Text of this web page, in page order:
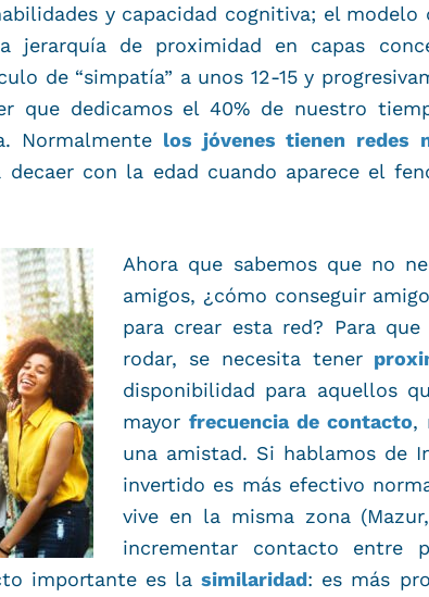
y capacidad cognitiva; el modelo
jerarquía de proximidad en capas
de “simpatía” a unos 12-15 y
que dedicamos el 40% de nuestro
Normalmente los jóvenes tienen redes
decaer con la edad cuando aparece el
Ahora que sabemos que no
amigos, ¿cómo conseguir
para crear esta red? Para
rodar, se necesita tener
disponibilidad para aquellos
mayor frecuencia de contacto,
una amistad. Si hablamos de
invertido es más efectivo
vive en la misma zona
incrementar contacto entre
importante es lasimilaridad: es más